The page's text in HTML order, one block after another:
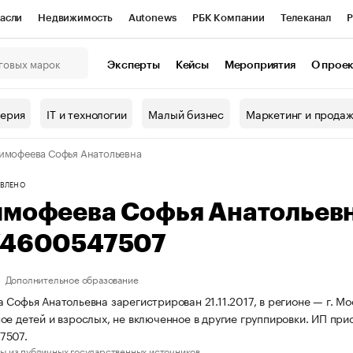
Недвижимость Autonews РБК Компании Телеканал
Проверка контрагентов
Эксперты Кейсы Мероприятия О
IT и технологии Малый бизнес Маркетинг и
Софья Анатольевна
Софья
Дополнительное образование
Анатольевна зарегистрирован 21.11.2017, в регионе — г.
детей и взрослых, не включенное в другие группировки. ИП